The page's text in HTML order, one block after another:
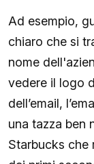
Ad esempio,
chiaro che si
nome
vedere il logo
dell’email,
una tazza ben
Starbucks che